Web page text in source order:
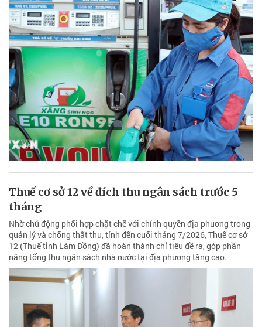
Thuế cơ sở 12 về đích thu ngân sách trước 5
tháng
Nhờ chủ động phối hợp chặt chẽ với chính quyền địa phương trong
quản lý và chống thất thu, tính đến cuối tháng 7/2026, Thuế cơ sở
12 (Thuế tỉnh Lâm Đồng) đã hoàn thành chỉ tiêu đề ra, góp phần
nâng tổng thu ngân sách nhà nước tại địa phương tăng cao.